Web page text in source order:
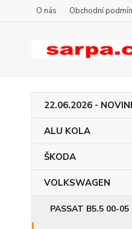
O nás Obchodní
22.06.2026 -
ALU KOLA
ŠKODA
VOLKSWAGEN
PASSAT B5.5 00-05